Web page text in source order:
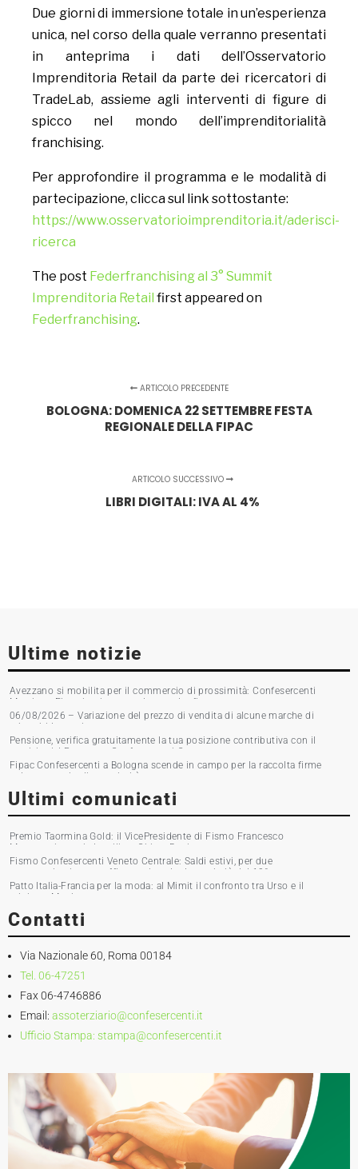
Due giorni di immersione totale in un’esperienza
unica, nel corso della quale verranno presentati
in anteprima i dati dell’Osservatorio
Imprenditoria Retail da parte dei ricercatori di
TradeLab, assieme agli interventi di figure di
spicco nel mondo dell’imprenditorialità
franchising.
Per approfondire il programma e le modalità di
partecipazione, clicca sul link sottostante:
https://www.osservatorioimprenditoria.it/aderisci-
ricerca
The post Federfranchising al 3° Summit
Imprenditoria Retail first appeared on
Federfranchising.
ARTICOLO PRECEDENTE
BOLOGNA: DOMENICA 22 SETTEMBRE FESTA
REGIONALE DELLA FIPAC
ARTICOLO SUCCESSIVO
LIBRI DIGITALI: IVA AL 4%
Ultime notizie
Avezzano si mobilita per il commercio di prossimità: Confesercenti
Marsica e Fipac in piazza per la raccolta firme
06/08/2026 – Variazione del prezzo di vendita di alcune marche di
tabacchi lavorati
Pensione, verifica gratuitamente la tua posizione contributiva con il
servizio del Patronato Confesercenti Grosseto
Fipac Confesercenti a Bologna scende in campo per la raccolta firme
sul commercio di prossimità
Ultimi comunicati
Premio Taormina Gold: il VicePresidente di Fismo Francesco
Musumeci premia la stilista Chiara Boni
Fismo Confesercenti Veneto Centrale: Saldi estivi, per due
commercianti su tre affluenza in calo. Incassi giù del 10%
Patto Italia-Francia per la moda: al Mimit il confronto tra Urso e il
ministro Martin
Contatti
Via Nazionale 60, Roma 00184
Tel. 06-47251
Fax 06-4746886
Email: assoterziario@confesercenti.it
Ufficio Stampa: stampa@confesercenti.it